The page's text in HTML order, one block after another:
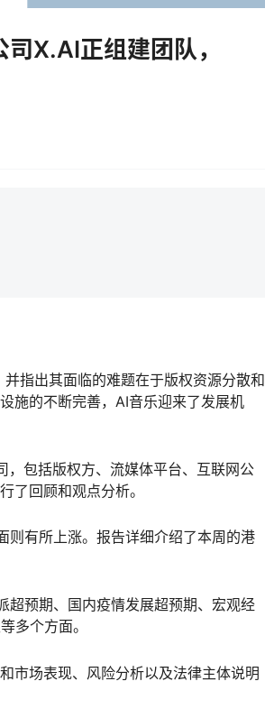
X.AI正组建团队，
指出其面临的难题在于版权资源分散和
施的不断完善，AI音乐迎来了发展机
，包括版权方、流媒体平台、互联网公
了回顾和观点分析。
则有所上涨。报告详细介绍了本周的港
超预期、国内疫情发展超预期、宏观经
多个方面。
市场表现、风险分析以及法律主体说明